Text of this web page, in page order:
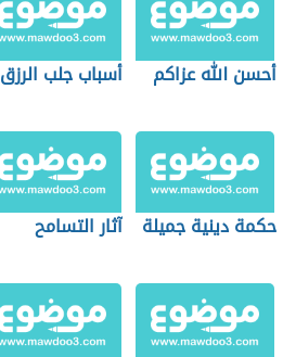
أحسن الله عزاكم أسباب جلب الرزق
حكمة دينية جميلة آثار التسامح